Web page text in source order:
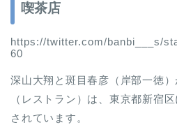
喫茶店
https://twitter.com/banbi___s/
60
深山大翔と斑目春彦（岸部一徳
（レストラン）は、東京都新宿
されています。